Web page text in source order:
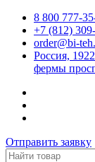
8 800 777-
+7 (812)
order@bi-
Россия,
фермы
Отправить заявку